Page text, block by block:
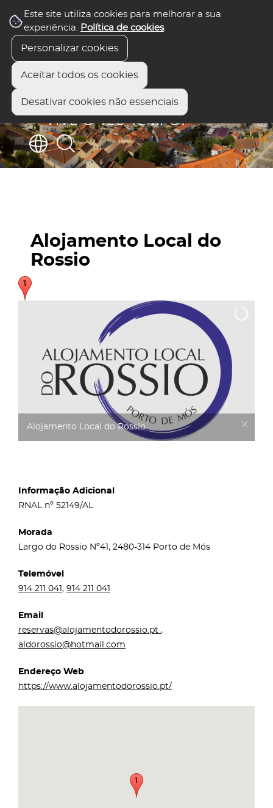
Este site utiliza cookies para melhorar a sua
experiência. Política de cookies.
Personalizar cookies
Aceitar todos os cookies
Desativar cookies não essenciais
Alojamento Local do
Rossio
Alojamento Local do Rossio
Informação Adicional
RNAL nº 52149/AL
Morada
Largo do Rossio Nº41, 2480-314 Porto de Mós
Telemóvel
914 211 041, 914 211 041
Email
reservas@alojamentodorossio.pt ,
aldorossio@hotmail.com
Endereço Web
https://www.alojamentodorossio.pt/